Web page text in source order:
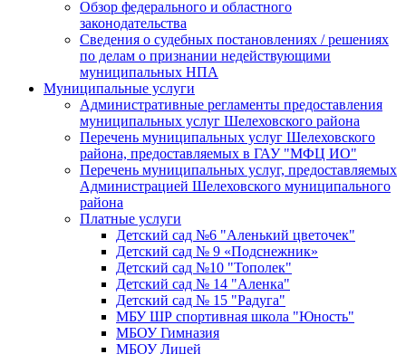
Обзор федерального и областного
законодательства
Сведения о судебных постановлениях / решениях
по делам о признании недействующими
муниципальных НПА
Муниципальные услуги
Административные регламенты предоставления
муниципальных услуг Шелеховского района
Перечень муниципальных услуг Шелеховского
района, предоставляемых в ГАУ "МФЦ ИО"
Перечень муниципальных услуг, предоставляемых
Администрацией Шелеховского муниципального
района
Платные услуги
Детский сад №6 "Аленький цветочек"
Детский сад № 9 «Подснежник»
Детский сад №10 "Тополек"
Детский сад № 14 "Аленка"
Детский сад № 15 "Радуга"
МБУ ШР спортивная школа "Юность"
МБОУ Гимназия
МБОУ Лицей